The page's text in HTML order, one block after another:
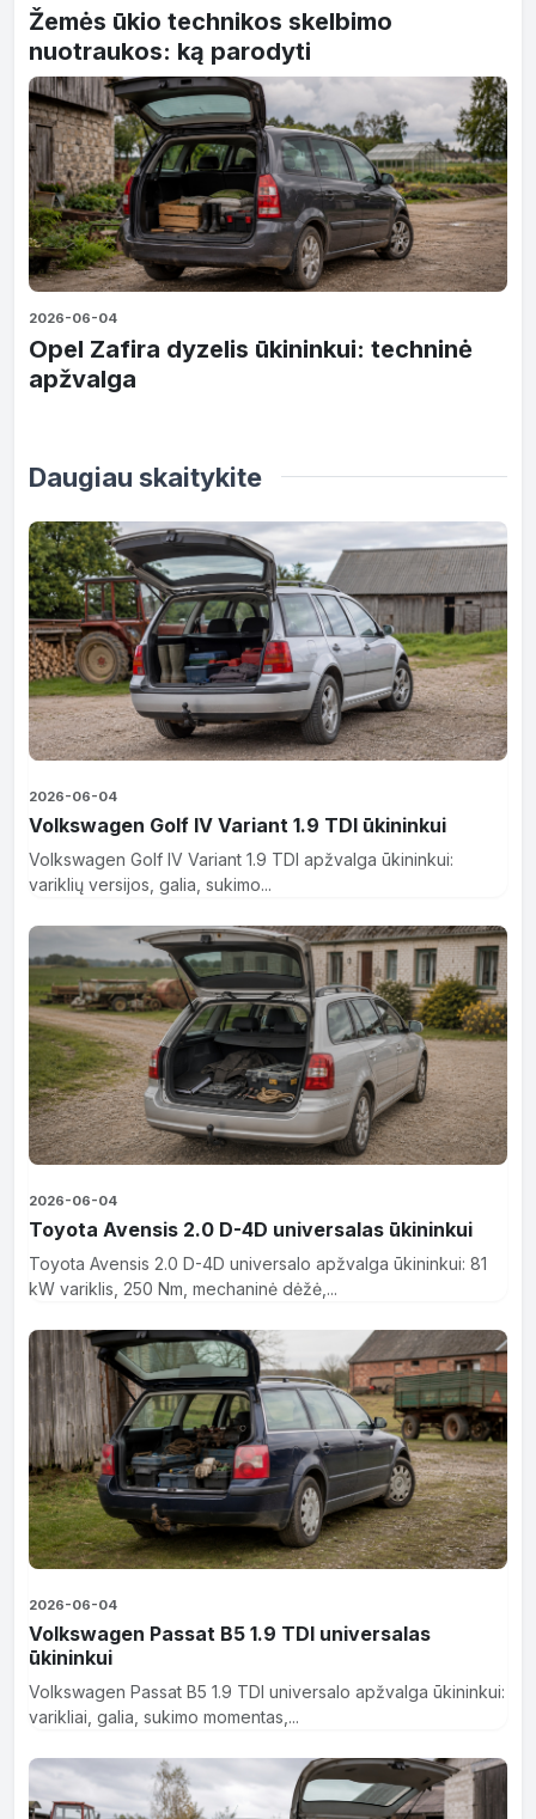
Žemės ūkio technikos skelbimo
nuotraukos: ką parodyti
2026-06-04
Opel Zafira dyzelis ūkininkui: techninė
apžvalga
Daugiau skaitykite
2026-06-04
Volkswagen Golf IV Variant 1.9 TDI ūkininkui
Volkswagen Golf IV Variant 1.9 TDI apžvalga ūkininkui:
variklių versijos, galia, sukimo...
2026-06-04
Toyota Avensis 2.0 D-4D universalas ūkininkui
Toyota Avensis 2.0 D-4D universalo apžvalga ūkininkui: 81
kW variklis, 250 Nm, mechaninė dėžė,...
2026-06-04
Volkswagen Passat B5 1.9 TDI universalas
ūkininkui
Volkswagen Passat B5 1.9 TDI universalo apžvalga ūkininkui:
varikliai, galia, sukimo momentas,...